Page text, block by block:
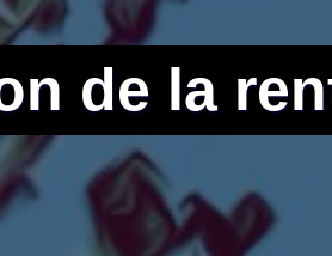
de la